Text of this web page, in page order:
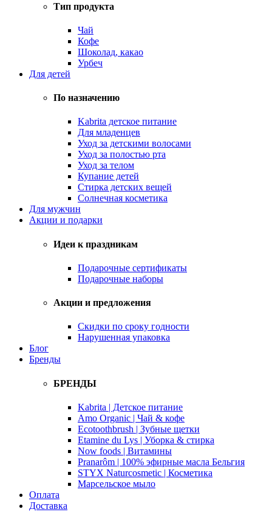
Тип продукта
Чай
Кофе
Шоколад, какао
Урбеч
Для детей
По назначению
Kabrita детское питание
Для младенцев
Уход за детскими волосами
Уход за полостью рта
Уход за телом
Купание детей
Стирка детских вещей
Солнечная косметика
Для мужчин
Акции и подарки
Идеи к праздникам
Подарочные сертификаты
Подарочные наборы
Акции и предложения
Скидки по сроку годности
Нарушенная упаковка
Блог
Бренды
БРЕНДЫ
Kabrita | Детское питание
Amo Organic | Чай & кофе
Ecotoothbrush | Зубные щетки
Etamine du Lys | Уборка & стирка
Now foods | Витамины
Pranarôm | 100% эфирные масла Бельгия
STYX Naturcosmetic | Косметика
Марсельское мыло
Оплата
Доставка